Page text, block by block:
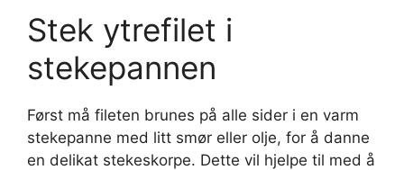
Stek ytrefilet i
stekepannen
Først må fileten brunes på alle sider i en varm
stekepanne med litt smør eller olje, for å danne
en delikat stekeskorpe. Dette vil hjelpe til med å